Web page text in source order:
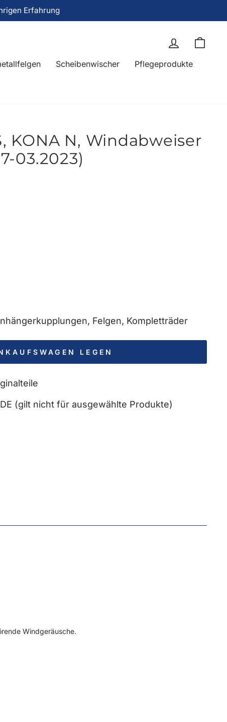
Erfahrung
Einloggen
Scheibenwischer
Pflegeprodukte
KONA N, Windabweiser
03.2023)
Felgen, Kompletträder
LEGEN
(gilt nicht für ausgewählte Produkte)
Windgeräusche.